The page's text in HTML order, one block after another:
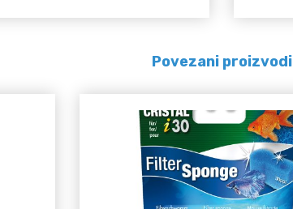
Povezani proizvodi